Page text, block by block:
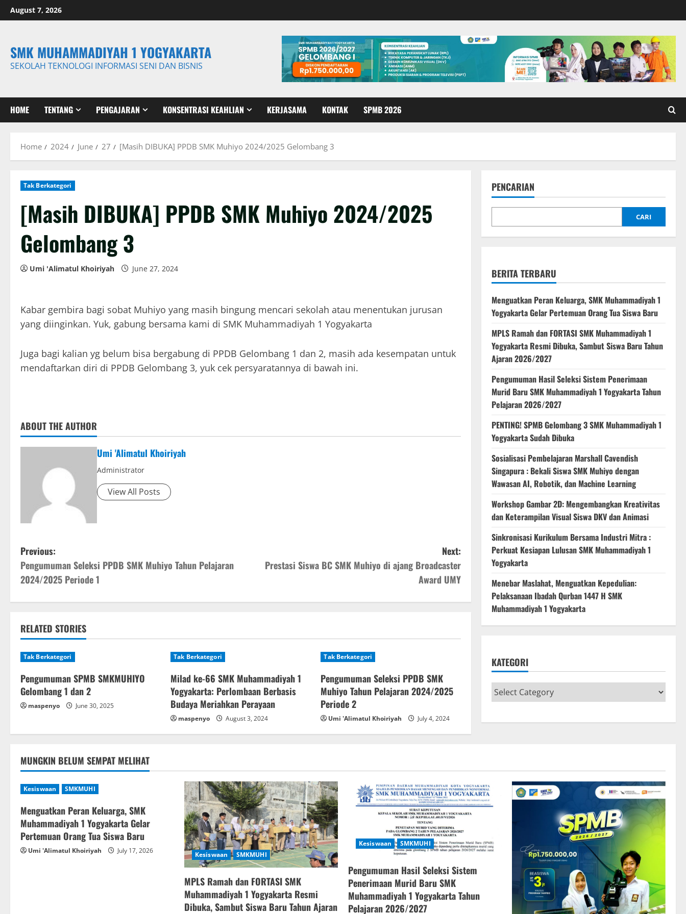
Skip
to
August 7, 2026
SMK MUHAMMADIYAH 1 YOGYAKARTA
SEKOLAH TEKNOLOGI INFORMASI SENI DAN BISNIS
HOME TENTANG PENGAJARAN KONSENTRASI KEAHLIAN KERJASAMA KONTAK SPMB 2026
Home 2024 June 27 [Masih DIBUKA] PPDB SMK Muhiyo 2024/2025 Gelombang 3
Tak Berkategori
[Masih DIBUKA] PPDB SMK Muhiyo 2024/2025
Gelombang 3
Umi 'Alimatul Khoiriyah June 27, 2024
Kabar gembira bagi sobat Muhiyo yang masih bingung mencari sekolah atau menentukan jurusan
yang diinginkan. Yuk, gabung bersama kami di SMK Muhammadiyah 1 Yogyakarta
Juga bagi kalian yg belum bisa bergabung di PPDB Gelombang 1 dan 2, masih ada kesempatan untuk
mendaftarkan diri di PPDB Gelombang 3, yuk cek persyaratannya di bawah ini.
ABOUT THE AUTHOR
Umi 'Alimatul Khoiriyah
Administrator
View All Posts
P
o
s
n
a
v
i
t
i
o
n
Previous:
Pengumuman Seleksi PPDB SMK Muhiyo Tahun Pelajaran
2024/2025 Periode 1
Next:
Prestasi Siswa BC SMK Muhiyo di ajang Broadcaster
Award UMY
RELATED STORIES
Tak Berkategori
Pengumuman SPMB SMKMUHIYO
Gelombang 1 dan 2
maspenyo June 30, 2025
Tak Berkategori
Milad ke-66 SMK Muhammadiyah 1
Yogyakarta: Perlombaan Berbasis
Budaya Meriahkan Perayaan
maspenyo August 3, 2024
Tak Berkategori
Pengumuman Seleksi PPDB SMK
Muhiyo Tahun Pelajaran 2024/2025
Periode 2
Umi 'Alimatul Khoiriyah July 4, 2024
PENCARIAN
CARI
BERITA TERBARU
Menguatkan Peran Keluarga, SMK Muhammadiyah 1
Yogyakarta Gelar Pertemuan Orang Tua Siswa Baru
MPLS Ramah dan FORTASI SMK Muhammadiyah 1
Yogyakarta Resmi Dibuka, Sambut Siswa Baru Tahun
Ajaran 2026/2027
Pengumuman Hasil Seleksi Sistem Penerimaan
Murid Baru SMK Muhammadiyah 1 Yogyakarta Tahun
Pelajaran 2026/2027
PENTING! SPMB Gelombang 3 SMK Muhammadiyah 1
Yogyakarta Sudah Dibuka
Sosialisasi Pembelajaran Marshall Cavendish
Singapura : Bekali Siswa SMK Muhiyo dengan
Wawasan AI, Robotik, dan Machine Learning
Workshop Gambar 2D: Mengembangkan Kreativitas
dan Keterampilan Visual Siswa DKV dan Animasi
Sinkronisasi Kurikulum Bersama Industri Mitra :
Perkuat Kesiapan Lulusan SMK Muhammadiyah 1
Yogyakarta
Menebar Maslahat, Menguatkan Kepedulian:
Pelaksanaan Ibadah Qurban 1447 H SMK
Muhammadiyah 1 Yogyakarta
KATEGORI
MUNGKIN BELUM SEMPAT MELIHAT
Kesiswaan SMKMUHI
Menguatkan Peran Keluarga, SMK
Muhammadiyah 1 Yogyakarta Gelar
Pertemuan Orang Tua Siswa Baru
Umi 'Alimatul Khoiriyah July 17, 2026 Kesiswaan SMKMUHI
MPLS Ramah dan FORTASI SMK
Muhammadiyah 1 Yogyakarta Resmi
Dibuka, Sambut Siswa Baru Tahun Ajaran
Kesiswaan SMKMUHI
Pengumuman Hasil Seleksi Sistem
Penerimaan Murid Baru SMK
Muhammadiyah 1 Yogyakarta Tahun
Pelajaran 2026/2027